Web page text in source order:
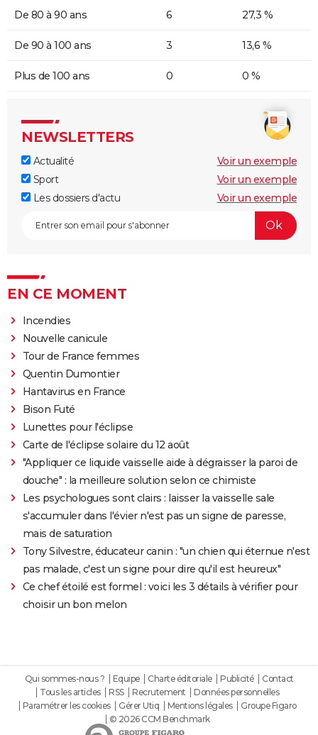
De 80 à 90 ans 6 27,3 %
De 90 à 100 ans 3 13,6 %
Plus de 100 ans 0 0 %
NEWSLETTERS
Actualité
Voir un exemple
Sport
Voir un exemple
Les dossiers d'actu
Voir un exemple
EN CE MOMENT
Incendies
Nouvelle canicule
Tour de France femmes
Quentin Dumontier
Hantavirus en France
Bison Futé
Lunettes pour l'éclipse
Carte de l'éclipse solaire du 12 août
"Appliquer ce liquide vaisselle aide à dégraisser la paroi de
douche" : la meilleure solution selon ce chimiste
Les psychologues sont clairs : laisser la vaisselle sale
s'accumuler dans l'évier n'est pas un signe de paresse,
mais de saturation
Tony Silvestre, éducateur canin : "un chien qui éternue n'est
pas malade, c'est un signe pour dire qu'il est heureux"
Ce chef étoilé est formel : voici les 3 détails à vérifier pour
choisir un bon melon
Qui sommes-nous ? Equipe Charte éditoriale Publicité
Contact
Tous les articles
RSS Recrutement
Données personnelles
Paramétrer les cookies
Gérer Utiq Mentions légales
Groupe Figaro
© 2026 CCM Benchmark